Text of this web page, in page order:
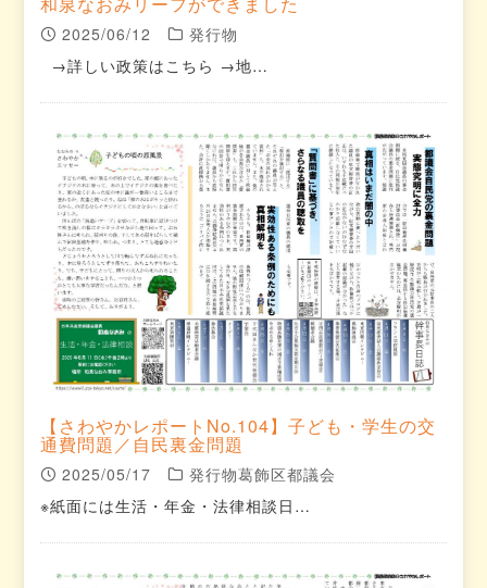
2025/06/12
発行物
→詳しい政策はこちら →地…
【さわやかレポートNo.104】子ども・学生の交
通費問題／自民裏金問題
2025/05/17
発行物葛飾区都議会
※紙面には生活・年金・法律相談日…